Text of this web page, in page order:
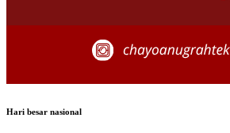
Hari besar nasional